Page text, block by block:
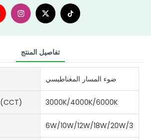
تفاصيل المنتج
ضوء المسار المغناطيسي
درجة حرارة اللون (CCT) 3000K/4000K/6000K
6W/10W/12W/18W/20W/36W